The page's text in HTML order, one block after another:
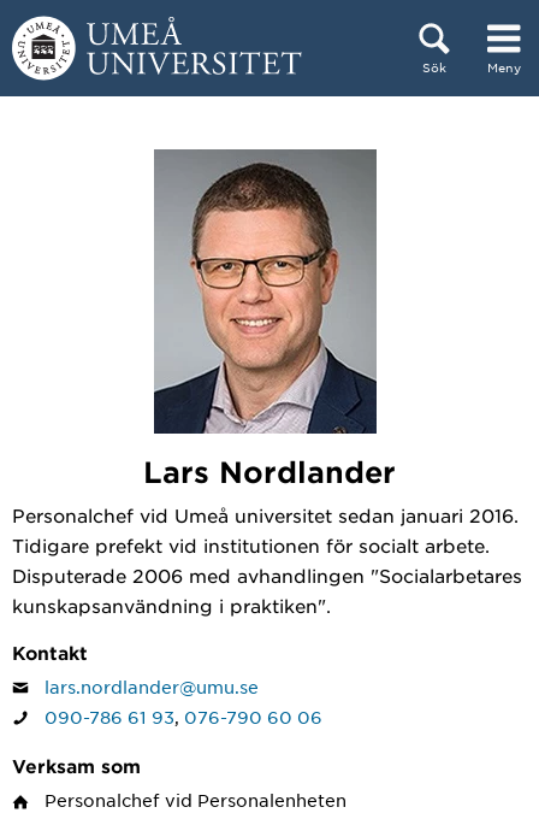
Hoppa direkt till innehållet
Sök Meny
Lars Nordlander
Personalchef vid Umeå universitet sedan januari 2016.
Tidigare prefekt vid institutionen för socialt arbete.
Disputerade 2006 med avhandlingen "Socialarbetares
kunskapsanvändning i praktiken".
Kontakt
lars.nordlander@umu.se
090-786 61 93 076-790 60 06
Verksam som
Personalchef vid Personalenheten